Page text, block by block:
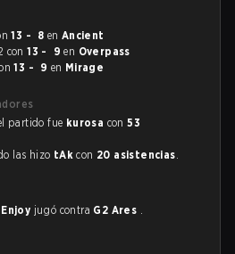
13 - 8 en Ancient
con13 - 9 en Overpass
13 - 9 en Mirage
partido fue kurosa con53
las hizo tAk con 20 asistencias.
Enjoy jugó contra G2 Ares .